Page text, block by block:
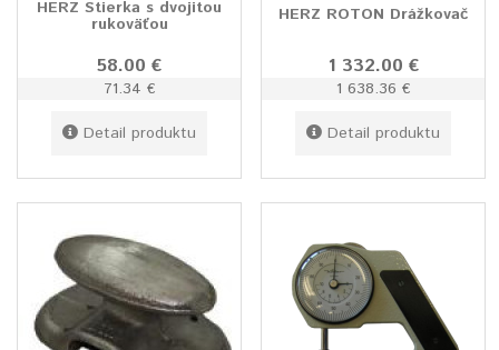
HERZ Stierka s dvojitou
rukoväťou
58.00 €
71.34 €
Detail produktu
HERZ ROTON Drážkovač
1 332.00 €
1 638.36 €
Detail produktu